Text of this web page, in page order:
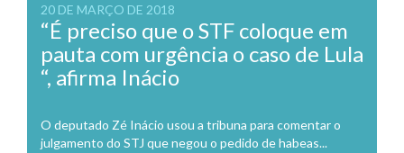
20 DE MARÇO DE 2018
“É preciso que o STF coloque em
pauta com urgência o caso de Lula
“, afirma Inácio
O deputado Zé Inácio usou a tribuna para comentar o
julgamento do STJ que negou o pedido de habeas...